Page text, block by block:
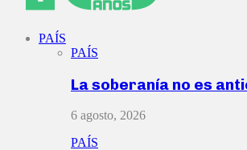
PAÍS
PAÍS
La soberanía no es
6 agosto, 2026
PAÍS